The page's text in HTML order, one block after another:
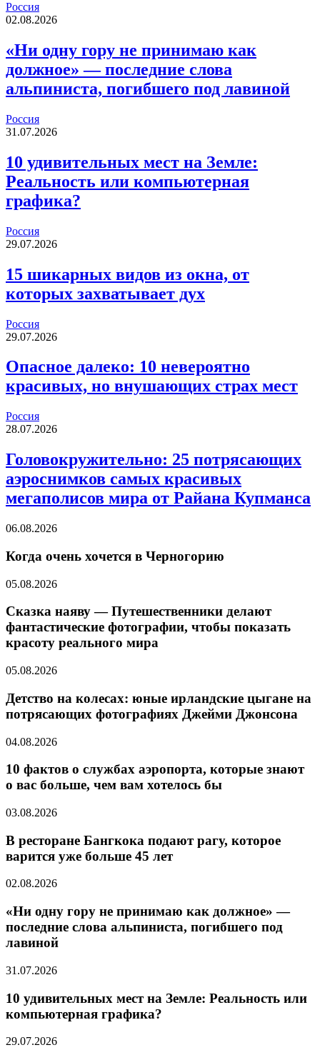
Россия
02.08.2026
«Ни одну гору не принимаю как
должное» — последние слова
альпиниста, погибшего под лавиной
Россия
31.07.2026
10 удивительных мест на Земле:
Реальность или компьютерная
графика?
Россия
29.07.2026
15 шикарных видов из окна, от
которых захватывает дух
Россия
29.07.2026
Опасное далеко: 10 невероятно
красивых, но внушающих страх мест
Россия
28.07.2026
Головокружительно: 25 потрясающих
аэроснимков самых красивых
мегаполисов мира от Райана Купманса
06.08.2026
Когда очень хочется в Черногорию
05.08.2026
Сказка наяву — Путешественники делают
фантастические фотографии, чтобы показать
красоту реального мира
05.08.2026
Детство на колесах: юные ирландские цыгане на
потрясающих фотографиях Джейми Джонсона
04.08.2026
10 фактов о службах аэропорта, которые знают
о вас больше, чем вам хотелось бы
03.08.2026
В ресторане Бангкока подают рагу, которое
варится уже больше 45 лет
02.08.2026
«Ни одну гору не принимаю как должное» —
последние слова альпиниста, погибшего под
лавиной
31.07.2026
10 удивительных мест на Земле: Реальность или
компьютерная графика?
29.07.2026